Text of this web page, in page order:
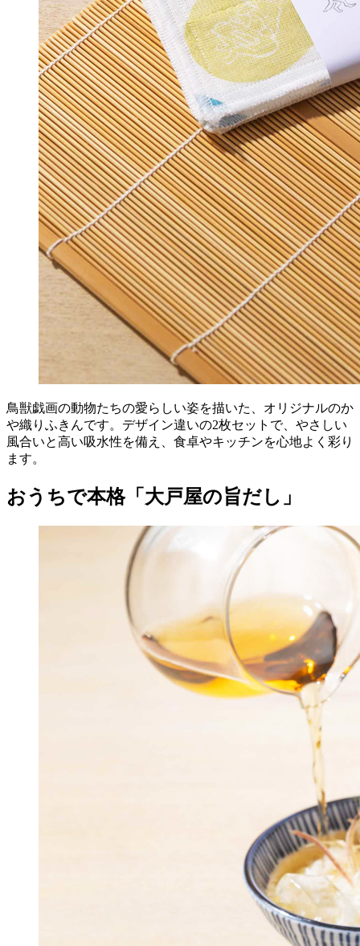
鳥獣戯画の動物たちの愛らしい姿を描いた、オリジナルのか
や織りふきんです。デザイン違いの2枚セットで、やさしい
風合いと高い吸水性を備え、食卓やキッチンを心地よく彩り
ます。
おうちで本格「大戸屋の旨だし」